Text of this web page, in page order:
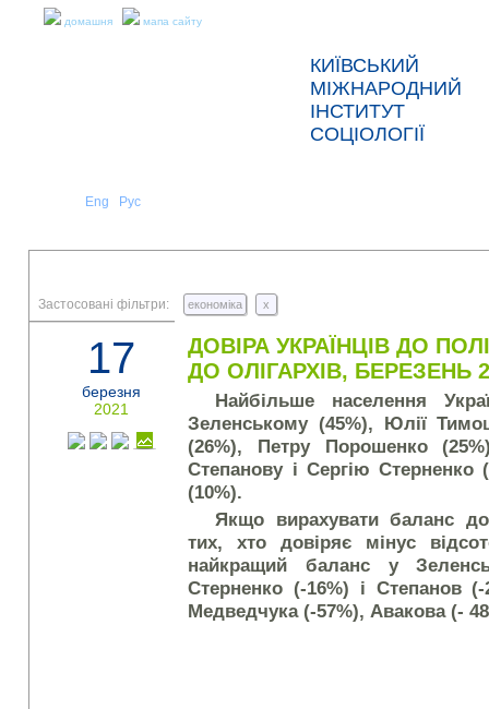
домашня мапа сайту
КИЇВСЬКИЙ
МІЖНАРОДНИЙ
ІНСТИТУТ
СОЦІОЛОГІЇ
Eng Рус
Застосовані фільтри: економіка x
17
березня
2021
ДОВІРА УКРАЇНЦІВ ДО
ДО ОЛІГАРХІВ, БЕРЕЗЕНЬ
Найбільше населення
Зеленському (45%), Юлії
(26%), Петру Порошенко
Степанову і Сергію Стерненко
(10%).
Якщо вирахувати баланс
тих, хто довіряє мінус
найкращий баланс у
Стерненко (-16%) і Степанов
Медведчука (-57%), Авакова (-